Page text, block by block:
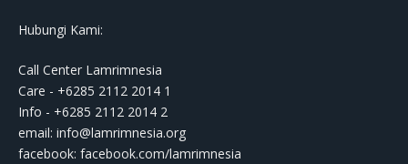
Hubungi Kami:
Call Center Lamrimnesia
Care - +6285 2112 2014 1
Info - +6285 2112 2014 2
email: info@lamrimnesia.org
facebook: facebook.com/lamrimnesia